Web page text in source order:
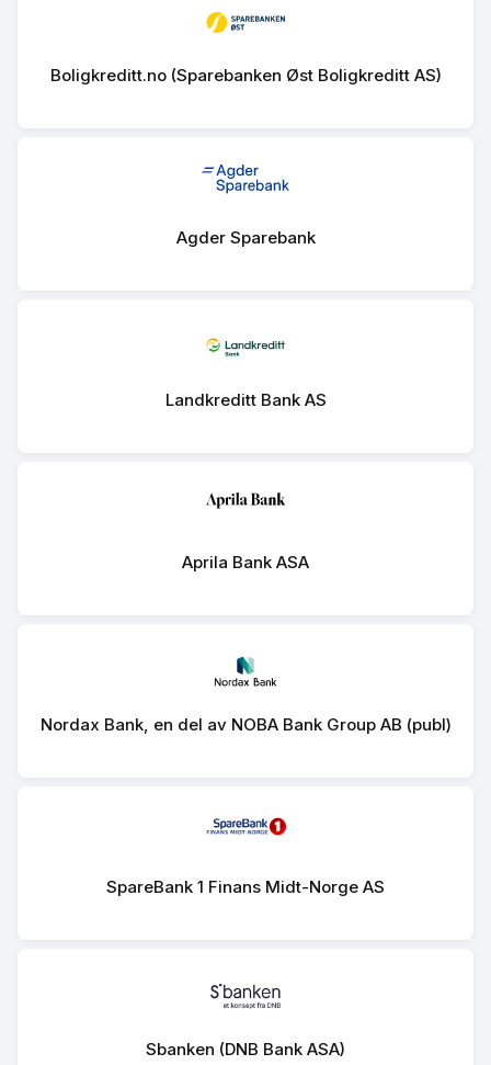
Boligkreditt.no (Sparebanken Øst Boligkreditt AS)
Agder Sparebank
Landkreditt Bank AS
Aprila Bank ASA
Nordax Bank, en del av NOBA Bank Group AB (publ)
SpareBank 1 Finans Midt-Norge AS
Sbanken (DNB Bank ASA)